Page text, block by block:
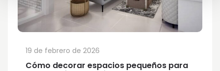
Cómo decorar espacios pequeños para
19 de febrero de 2026